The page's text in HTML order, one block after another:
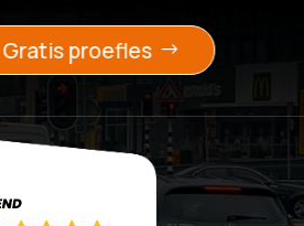
Gratis proefles